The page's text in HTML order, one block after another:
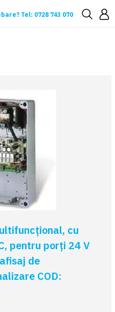
Tel: 0728 743 070
cu
pentru porți 24 V
de
COD: